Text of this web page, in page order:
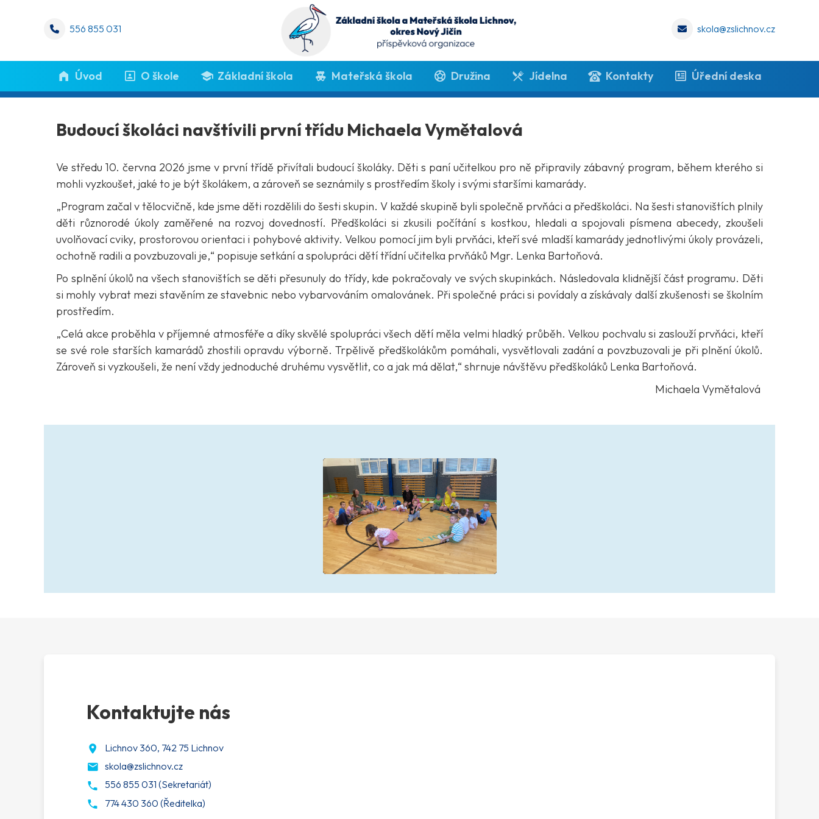
556 855 031 skola@zslichnov.cz
Úvod O škole Základní škola Mateřská škola Družina Jídelna Kontakty Úřední deska
Budoucí školáci navštívili první třídu Michaela Vymětalová
Ve středu 10. června 2026 jsme v první třídě přivítali budoucí školáky. Děti s paní učitelkou pro ně připravily zábavný program, během kterého si
mohli vyzkoušet, jaké to je být školákem, a zároveň se seznámily s prostředím školy i svými staršími kamarády.
„Program začal v tělocvičně, kde jsme děti rozdělili do šesti skupin. V každé skupině byli společně prvňáci a předškoláci. Na šesti stanovištích plnily
děti různorodé úkoly zaměřené na rozvoj dovedností. Předškoláci si zkusili počítání s kostkou, hledali a spojovali písmena abecedy, zkoušeli
uvolňovací cviky, prostorovou orientaci i pohybové aktivity. Velkou pomocí jim byli prvňáci, kteří své mladší kamarády jednotlivými úkoly provázeli,
ochotně radili a povzbuzovali je,“ popisuje setkání a spolupráci dětí třídní učitelka prvňáků Mgr. Lenka Bartoňová.
Po splnění úkolů na všech stanovištích se děti přesunuly do třídy, kde pokračovaly ve svých skupinkách. Následovala klidnější část programu. Děti
si mohly vybrat mezi stavěním ze stavebnic nebo vybarvováním omalovánek. Při společné práci si povídaly a získávaly další zkušenosti se školním
prostředím.
„Celá akce proběhla v příjemné atmosféře a díky skvělé spolupráci všech dětí měla velmi hladký průběh. Velkou pochvalu si zaslouží prvňáci, kteří
se své role starších kamarádů zhostili opravdu výborně. Trpělivě předškolákům pomáhali, vysvětlovali zadání a povzbuzovali je při plnění úkolů.
Zároveň si vyzkoušeli, že není vždy jednoduché druhému vysvětlit, co a jak má dělat,“ shrnuje návštěvu předškoláků Lenka Bartoňová.
Michaela Vymětalová
Kontaktujte nás
Lichnov 360, 742 75 Lichnov
skola@zslichnov.cz
556 855 031 (Sekretariát)
774 430 360 (Ředitelka)